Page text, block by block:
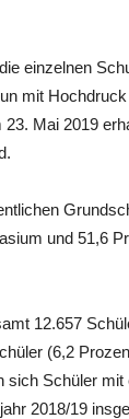
einzelnen
mit
Mai 2019
und 51,6
12.657
(6,2
sich Schüler
2018/19